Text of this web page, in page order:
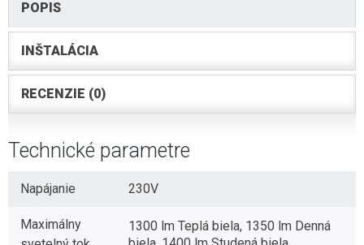
POPIS
INŠTALÁCIA
RECENZIE (0)
Technické parametre
Napájanie 230V
Maximálny
1300 lm Teplá biela, 1350 lm Denná